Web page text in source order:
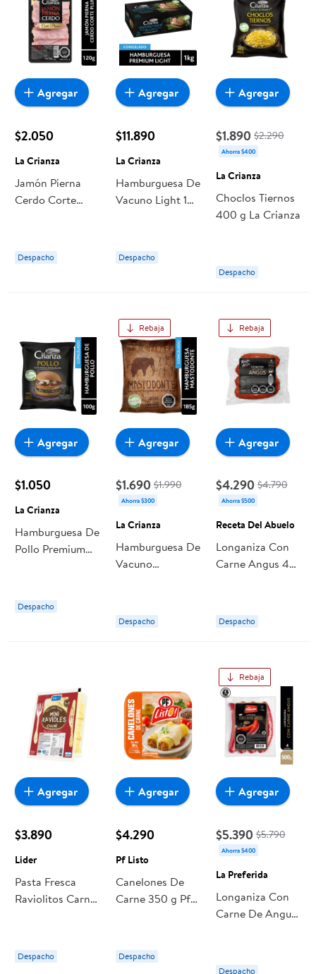
$2.050
La Crianza
Jamón Pierna
Cerdo Corte
Despacho
Agregar
$11.890
La Crianza
Hamburguesa De
Vacuno Light 10
Despacho
Agregar
$1.890 $2.290
Ahorra $400
La Crianza
Choclos Tiernos
400 g La Crianza
Despacho
Agregar
$1.050
La Crianza
Hamburguesa De
Pollo Premium
Despacho
Agregar
Rebaja
$1.690 $1.990
Ahorra $300
La Crianza
Hamburguesa De
Vacuno
Despacho
Agregar
Rebaja
$4.290 $4.790
Ahorra $500
Receta Del Abuelo
Longaniza Con
Carne Angus 4
Despacho
Agregar
$3.890
Lider
Pasta Fresca
Raviolitos Carne
Despacho
Agregar
$4.290
Pf Listo
Canelones De
Carne 350 g Pf
Despacho
Agregar
Rebaja
$5.390 $5.790
Ahorra $400
La Preferida
Longaniza Con
Carne De Angus
Despacho
Agregar